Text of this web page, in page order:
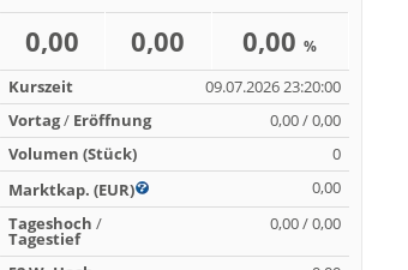
0,00 0,00 0,00%
Kurszeit
09.07.2026 23:20:00
Vortag/ Eröffnung
0,00 / 0,00
Volumen (Stück)
0
Marktkap. (EUR)
0,00
Tageshoch /
Tagestief
0,00 / 0,00